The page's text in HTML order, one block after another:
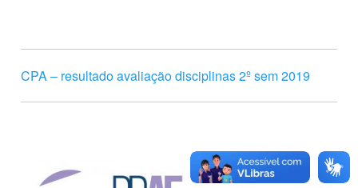
CPA – resultado avaliação disciplinas 2º sem 2019